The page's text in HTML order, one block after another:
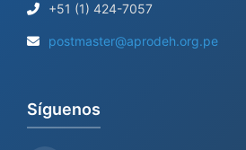
+51 (1) 424-7057
postmaster@aprodeh.org.pe
Síguenos